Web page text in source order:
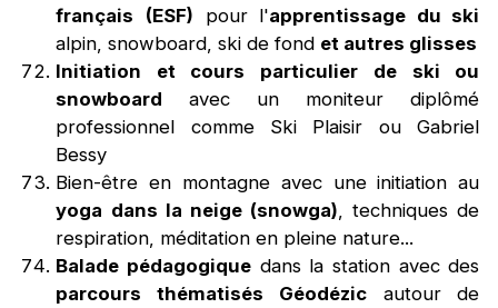
français
(ESF) pour l'apprentissage du ski
alpin, snowboard, ski de fond et autres glisses
Initiation et cours particulier
de ski ou
snowboard avec un moniteur diplômé
professionnel comme Ski Plaisir ou Gabriel
Bessy
Bien-être en montagne avec une initiation au
yoga dans la neige (snowga) , techniques de
respiration, méditation en pleine nature...
Balade pédagogique dans la station avec des
parcours thématisés Géodézicautour de